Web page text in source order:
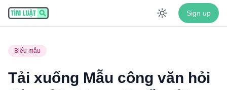
Enable
Sign up
Biểu mẫu
Tải xuống Mẫu công văn hỏi